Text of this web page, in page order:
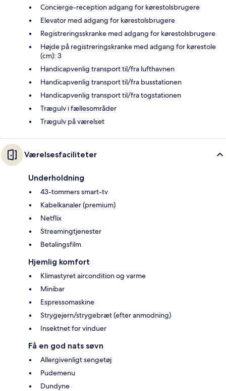
Concierge-reception adgang for kørestolsbrugere
Elevator med adgang for kørestolsbrugere
Registreringsskranke med adgang for kørestolsbrugere
Højde på registreringskranke med adgang for kørestole
(cm): 3
Handicapvenlig transport til/fra lufthavnen
Handicapvenlig transport til/fra busstationen
Handicapvenlig transport til/fra togstationen
Trægulv i fællesområder
Trægulv på værelset
Værelsesfaciliteter
Underholdning
43-tommers smart-tv
Kabelkanaler (premium)
Netflix
Streamingtjenester
Betalingsfilm
Hjemlig komfort
Klimastyret aircondition og varme
Minibar
Espressomaskine
Strygejern/strygebræt (efter anmodning)
Insektnet for vinduer
Få en god nats søvn
Allergivenligt sengetøj
Pudemenu
Dundyne